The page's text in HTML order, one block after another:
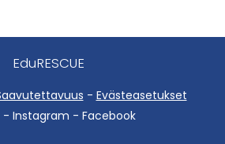
EduRESCUE
- Evästeasetukset
- Instagram - Facebook